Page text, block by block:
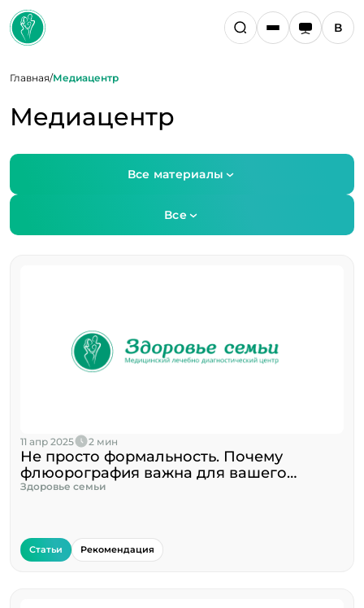
Главная/Медиацентр
Медиацентр
Все материалы
Все
11 апр 2025 2 мин
Не просто формальность. Почему
флюорография важна для вашего
здоровья?
Здоровье семьи
Статьи Рекомендация